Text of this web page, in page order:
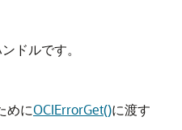
ドルです。
めにOCIErrorGet()に渡す